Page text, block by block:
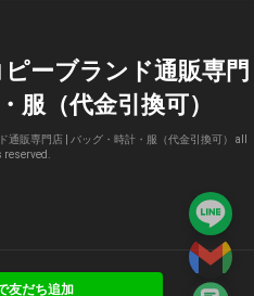
ーブランド通販専門
服（代金引換可）
販専門店 | バッグ・時計・服（代金引換可） all
reserved.
友だち追加